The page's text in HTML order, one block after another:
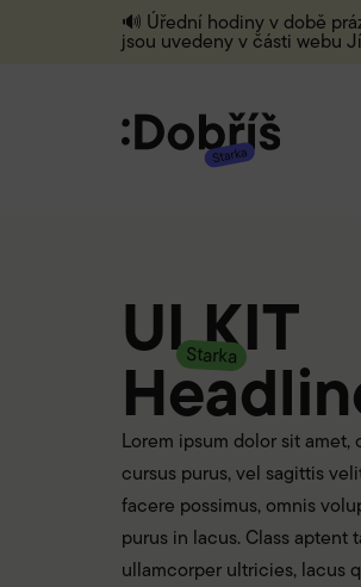
🔊 Úřední hodiny v době
jsou uvedeny v části webu
UI KIT
Starka
Lorem ipsum dolor sit
cursus purus, vel sagittis
facere possimus, omnis
purus in lacus. Class
ullamcorper ultricies, lacus